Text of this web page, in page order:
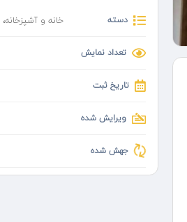
دسته خانه و آشپزخانه،
تعداد نمایش
تاریخ ثبت
ویرایش شده
جهش شده